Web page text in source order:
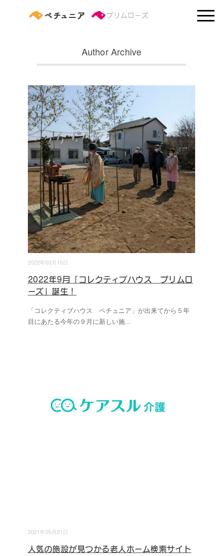
Author Archive
2022年03月15日
2022年9月「コレクティブハウス プリムロ
ーズ」誕生！
「コレクティブハウス ペチュニア」が出来てから５年
目にあたる今年の９月に新しい施...
2021年05月21日
人気の施設が見つかる老人ホーム検索サイト